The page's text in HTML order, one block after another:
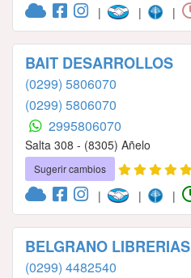
| | |
BAIT DESARROLLOS
(0299) 5806070
(0299) 5806070
2995806070
Salta 308 - (8305) Añelo
Sugerir cambios
| | |
BELGRANO LIBRERIAS
(0299) 4482540